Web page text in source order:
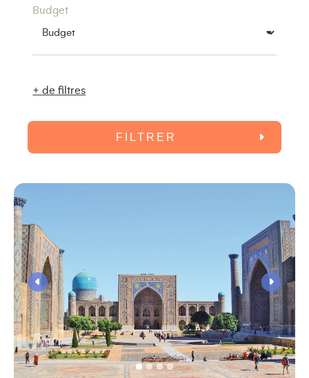
Budget
+ de filtres
FILTRER